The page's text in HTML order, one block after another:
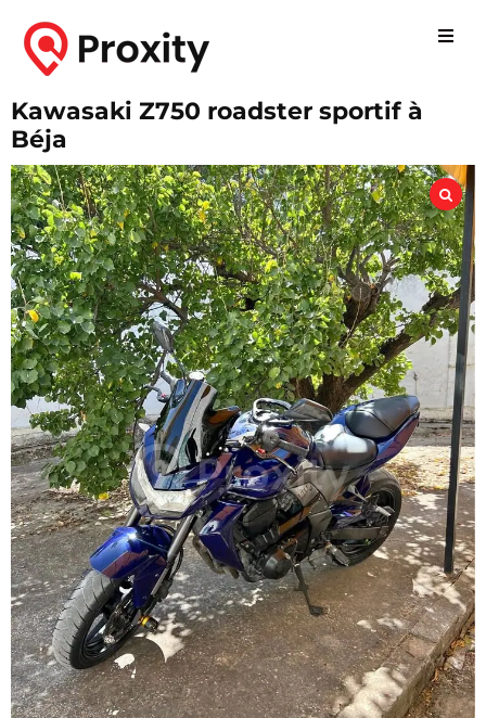
Kawasaki Z750 roadster sportif à
Béja